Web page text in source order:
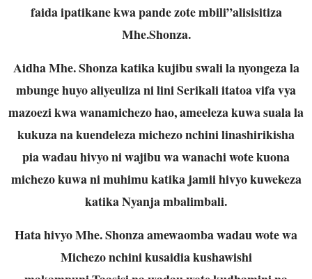
faida ipatikane kwa pande zote mbili”alisisitiza
Mhe.Shonza.
Aidha Mhe. Shonza katika kujibu swali la nyongeza la
mbunge huyo aliyeuliza ni lini Serikali itatoa vifa vya
mazoezi kwa wanamichezo hao, ameeleza kuwa suala la
kukuza na kuendeleza michezo nchini linashirikisha
pia wadau hivyo ni wajibu wa wanachi wote kuona
michezo kuwa ni muhimu katika jamii hivyo kuwekeza
katika Nyanja mbalimbali.
Hata hivyo Mhe. Shonza amewaomba wadau wote wa
Michezo nchini kusaidia kushawishi